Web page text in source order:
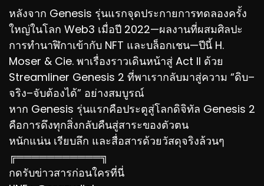
หลังจาก Genesis รุ่นแรกจุดประกายการทดลองครั้ง
ใหญ่ในโลก Web3 เมื่อปี 2022—ผลงานที่ผสมศิลปะ
การทำนาฬิกาเข้ากับ NFT และบล็อกเชน—ปีนี้ H.
Moser & Cie. พาเรื่องราวเดินหน้าสู่ Act II ด้วย
Streamliner Genesis 2 ที่พาเรากลับมาสู่ความ “ดิบ–
จริง–จับต้องได้” อย่างสมบูรณ์
หาก Genesis รุ่นแรกคือประตูสู่โลกดิจิทัล Genesis 2
คือการดึงทุกสิ่งกลับคืนสู่สาระของตัวตน
หนักแน่น เรียบลึก และสื่อสารด้วยวัสดุจริงล้วนๆ
╔═══════════╗
กดรับข่าวสารก่อนใครที่นี่